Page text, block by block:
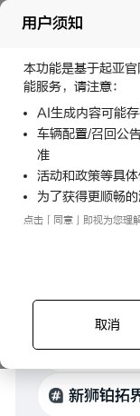
H i，
点击下方高频问题
新赛图斯
新狮铂拓
用户须知
本功能是基于起亚
能服务，请注意：
AI生成内容可能
车辆配置/召回公
准
活动和政策等具
为了获得更顺畅
点击「同意」即视为您理
取消